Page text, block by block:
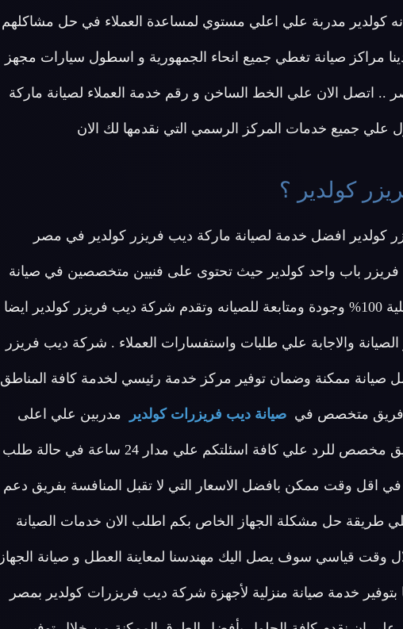
كولدير مدربة علي اعلي مستوي لمساعدة العملاء في حل مشاكلهم
لدينا مراكز صيانة تغطي جميع انحاء الجمهورية و اسطول سيارات مجهز
.. اتصل الان علي الخط الساخن و رقم خدمة العملاء لصيانة ماركة
علي جميع خدمات المركز الرسمي التي نقدمها لك الان
كولدير ؟
كولدير افضل خدمة لصيانة ماركة ديب فريزر كولدير في مصر
باب واحد كولدير حيث تحتوى على فنيين متخصصين في صيانة
ديب فريزرات كولدير وتقدم لكم قطع غيار اصلية 100% وجودة ومتابعة للصيانه وتقدم شركة ديب فريزر كولدير ايضا
والاجابة علي طلبات واستفسارات العملاء . شركة ديب فريزر
صيانة ممكنة وضمان توفير مركز خدمة رئيسي لخدمة كافة المناطق
فريق متخصص في صيانة ديب فريزرات كولدير مدربين علي اعلى
مستوى لدينا في شركة ديب فريزر كولدير فريق مخصص للرد علي كافة اسئلتكم علي مدار 24 ساعة في حالة طلب
اقل وقت ممكن بافضل الاسعار التي لا تقبل المنافسة بفريق دعم
طريقة حل مشكلة الجهاز الخاص بكم اطلب الان خدمات الصيانة
وقت قياسي سوف يصل اليك مهندسنا لمعاينة العطل و صيانة الجهاز
خدمة صيانة منزلية لأجهزة شركة ديب فريزرات كولدير بمصر